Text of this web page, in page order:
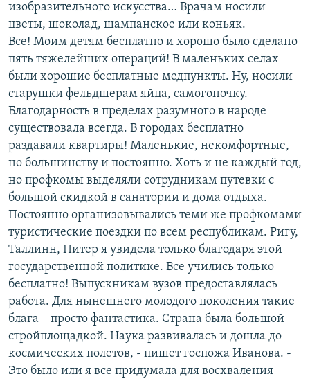
изобразительного искусства… Врачам носили
цветы, шоколад, шампанское или коньяк.
Все! Моим детям бесплатно и хорошо было сделано
пять тяжелейших операций! В маленьких селах
были хорошие бесплатные медпункты. Ну, носили
старушки фельдшерам яйца, самогоночку.
Благодарность в пределах разумного в народе
существовала всегда. В городах бесплатно
раздавали квартиры! Маленькие, некомфортные,
но большинству и постоянно. Хоть и не каждый год,
но профкомы выделяли сотрудникам путевки с
большой скидкой в санатории и дома отдыха.
Постоянно организовывались теми же профкомами
туристические поездки по всем республикам. Ригу,
Таллинн, Питер я увидела только благодаря этой
государственной политике. Все учились только
бесплатно! Выпускникам вузов предоставлялась
работа. Для нынешнего молодого поколения такие
блага – просто фантастика. Страна была большой
стройплощадкой. Наука развивалась и дошла до
космических полетов, - пишет госпожа Иванова. -
Это было или я все придумала для восхваления